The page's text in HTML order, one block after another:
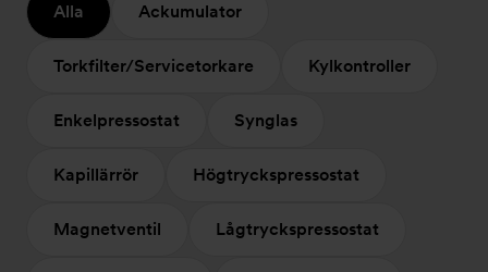
Alla Ackumulator
Torkfilter/Servicetorkare Kylkontroller
Enkelpressostat Synglas
Kapillärrör Högtryckspressostat
Magnetventil Lågtryckspressostat